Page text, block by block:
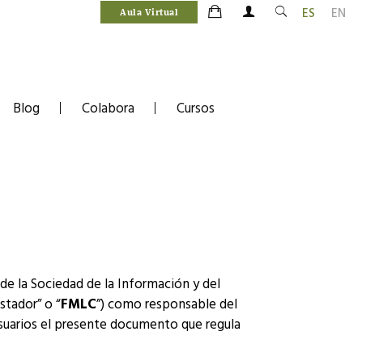
ES EN
Aula Virtual
Blog Colabora Cursos
la Sociedad de la Información y del
o “FMLC”) como responsable del
el presente documento que regula